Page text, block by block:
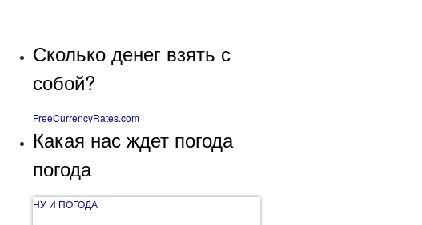
Сколько денег взять с
собой?
FreeCurrencyRates.com
Какая нас ждет погода
погода
НУ И ПОГОДА